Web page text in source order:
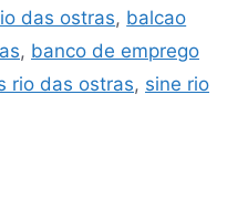
das ostras, balcao
, banco de emprego
rio das ostras, sine rio